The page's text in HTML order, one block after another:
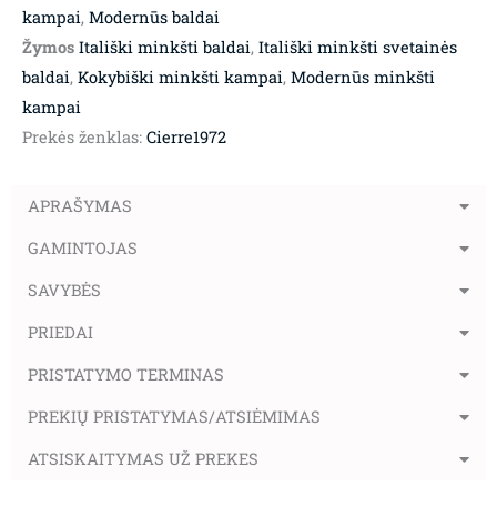
kampai, Modernūs baldai
Žymos Itališki minkšti baldai, Itališki minkšti svetainės
baldai, Kokybiški minkšti kampai, Modernūs minkšti
kampai
Prekės ženklas: Cierre1972
APRAŠYMAS
GAMINTOJAS
SAVYBĖS
PRIEDAI
PRISTATYMO TERMINAS
PREKIŲ PRISTATYMAS/ATSIĖMIMAS
ATSISKAITYMAS UŽ PREKES